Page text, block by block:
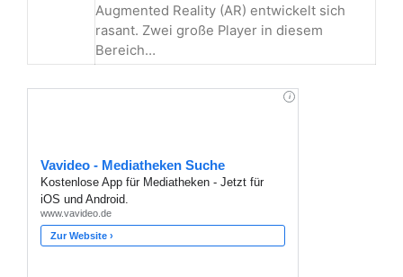
Augmented Reality (AR) entwickelt sich
rasant. Zwei große Player in diesem
Bereich…